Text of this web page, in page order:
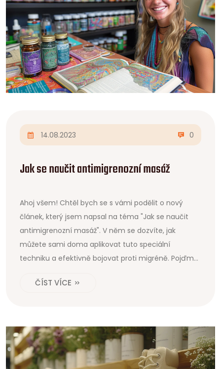
14.08.2023 0
Jak se naučit antimigrenozní masáž
Ahoj všem! Chtěl bych se s vámi podělit o nový
článek, který jsem napsal na téma "Jak se naučit
antimigrenozní masáž". V něm se dozvíte, jak
můžete sami doma aplikovat tuto speciální
techniku a efektivně bojovat proti migréně. Pojďme
života - bez migrény!
ČÍST VÍCE